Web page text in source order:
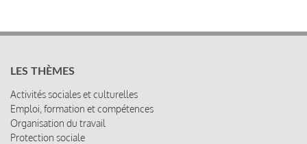
LES THÈMES
Activités sociales et culturelles
Emploi, formation et compétences
Organisation du travail
Protection sociale